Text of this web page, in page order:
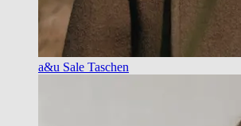
a&u Sale Taschen